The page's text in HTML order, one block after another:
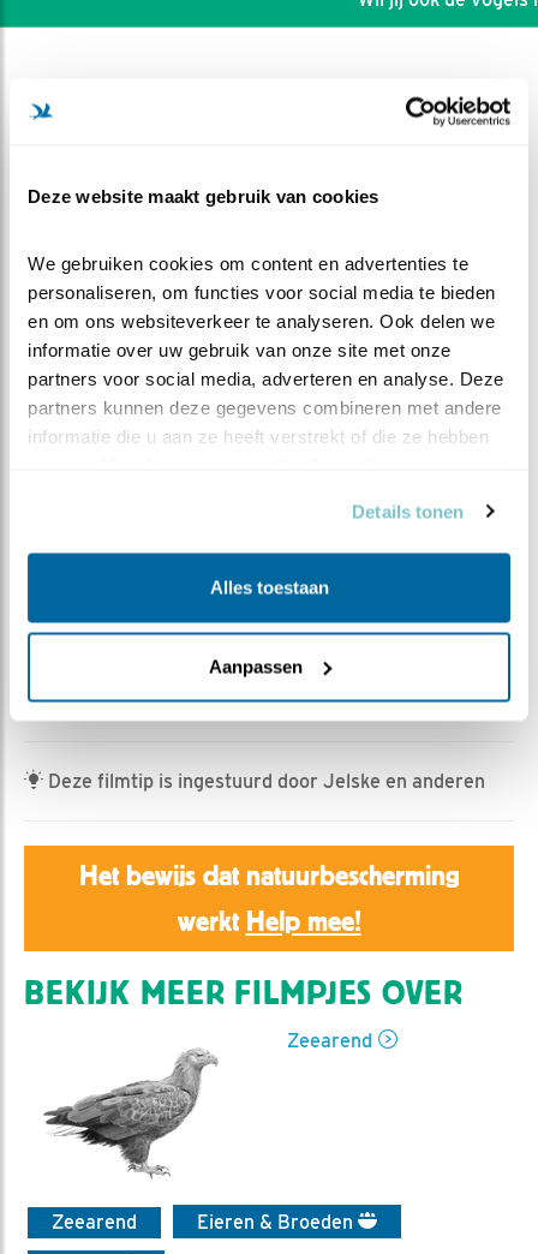
Deze website maakt gebruik van cookies
We gebruiken cookies om content en advertenties te
personaliseren, om functies voor social media te bieden
en om ons websiteverkeer te analyseren. Ook delen we
informatie over uw gebruik van onze site met onze
partners voor social media, adverteren en analyse. Deze
partners kunnen deze gegevens combineren met andere
informatie die u aan ze heeft verstrekt of die ze hebben
Details tonen
Alles toestaan
Aanpassen
DEEL DIT FILMPJE
october vorige jaar voornamelijk heeft geregend, moet
ons paar één plekje droog zien te houden voor hun
aanstaande kuikens.
Deze filmtip is ingestuurd door Jelske en anderen
Het bewijs dat natuurbescherming
werkt Help mee!
BEKIJK MEER FILMPJES OVER
Zeearend
Zeearend
Eieren & Broeden